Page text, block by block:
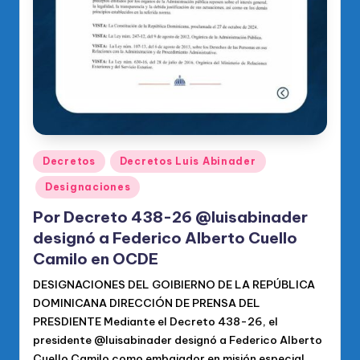
Publicado
en
Decretos Decretos Luis Abinader
Designaciones
Por Decreto 438-26 @luisabinader
designó a Federico Alberto Cuello
Camilo en OCDE
DESIGNACIONES DEL GOIBIERNO DE LA REPÚBLICA
DOMINICANA DIRECCIÓN DE PRENSA DEL
PRESDIENTE Mediante el Decreto 438-26, el
presidente @luisabinader designó a Federico Alberto